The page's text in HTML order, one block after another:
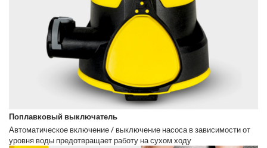
Поплавковый выключатель
Автоматическое включение / выключение насоса в зависимости от
уровня воды предотвращает работу на сухом ходу